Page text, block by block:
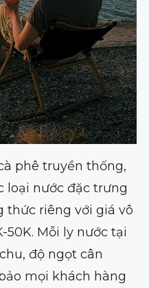
phê truyền thống,
loại nước đặc trưng
thức riêng với giá vô
50K. Mỗi ly nước tại
độ ngọt cân
mọi khách hàng